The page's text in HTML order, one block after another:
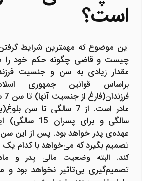
است؟
این موضوع که مهمترین شرایط
چیست و قاضی چگونه حکم خود را
مقدار زیادی به سن و جنسیت
براساس قوانین جمهوری
سالگی و برای
عهده‌ی پدر خواهد بود. پس از این سن،
تصمیم بگیرد که می‌خواهد با کدام یک
کند. البته وضعیت مالی پدر و
تصمیم‌گیری بی‌تاثیر نخواهد بود و